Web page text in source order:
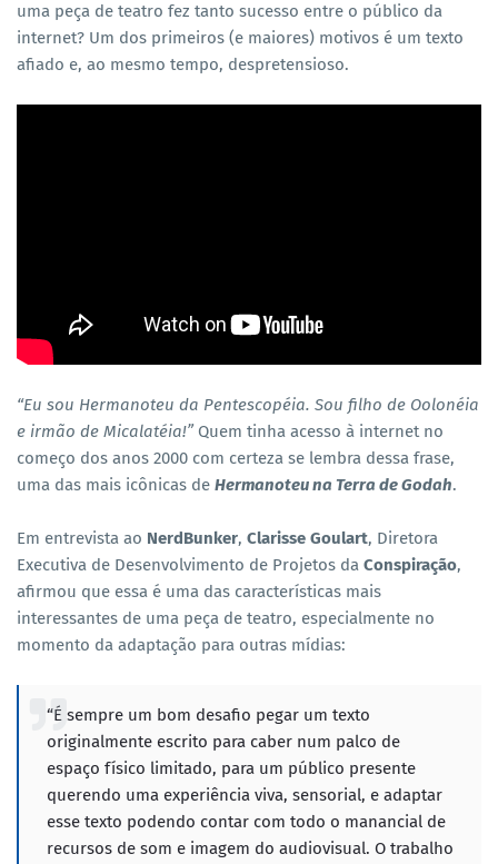
uma peça de teatro fez tanto sucesso entre o público da
internet? Um dos primeiros (e maiores) motivos é um texto
afiado e, ao mesmo tempo, despretensioso.
“Eu sou Hermanoteu da Pentescopéia. Sou filho de Oolonéia
e irmão de Micalatéia!”Quem tinha acesso à internet no
começo dos anos 2000 com certeza se lembra dessa frase,
uma das mais icônicas de Hermanoteu na Terra de Godah.
Em entrevista ao NerdBunker, Clarisse Goulart, Diretora
Executiva de Desenvolvimento de Projetos da Conspiração,
afirmou que essa é uma das características mais
interessantes de uma peça de teatro, especialmente no
momento da adaptação para outras mídias:
“É sempre um bom desafio pegar um texto
originalmente escrito para caber num palco de
espaço físico limitado, para um público presente
querendo uma experiência viva, sensorial, e adaptar
esse texto podendo contar com todo o manancial de
recursos de som e imagem do audiovisual. O trabalho